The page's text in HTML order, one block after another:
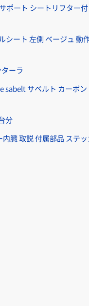
ポート シートリフター付
シート 左側 ベージュ 動
ーラ
sabelt サベルト カーボン
分
臓 取説 付属部品 ステッ